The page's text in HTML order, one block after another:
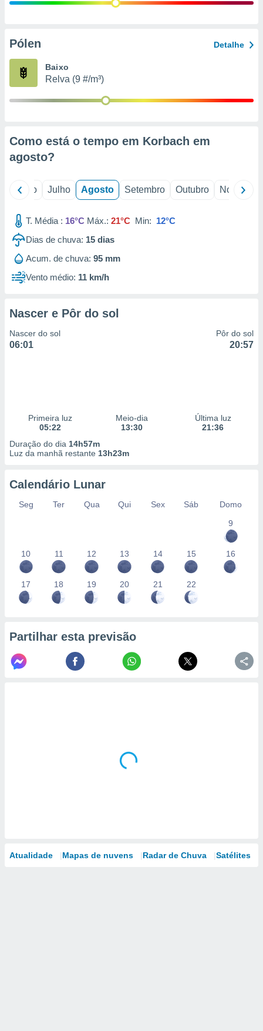
e
de
Pólen Detalhe
Baixo
Relva (9 #/m³)
Como está o tempo em Korbach em
agosto?
Junho Julho Agosto Setembro Outubro Novembro
T. Média : 16°C Máx.: 21°C Min: 12°C
Dias de chuva: 15 dias
Acum. de chuva: 95 mm
Vento médio: 11 km/h
Nascer e Pôr do sol
Nascer do sol
06:01
Pôr do sol
20:57
Primeira luz
05:22
Meio-dia
13:30
Última luz
21:36
Duração do dia 14h57m
Luz da manhã restante 13h23m
Calendário Lunar
Seg Ter Qua Qui Sex Sáb
Domo
9
10 11 12 13 14 15 16
17 18 19 20 21 22
Partilhar esta previsão
Atualidade Mapas de nuvens Radar de Chuva Satélites